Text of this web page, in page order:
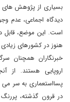
بسیاری از پژوهش های
دیدگاه اجماعی، عدم
است. این موضع، قابل
هنوز در کشورهای زیادی
خبرنگاران همچنان
اروپایی هستند. از
پسااستعماری به سر
در قرون گذشته،